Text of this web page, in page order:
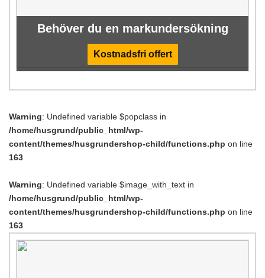
Behöver du en markundersökning
Kostnadsfri offert
Warning: Undefined variable $popclass in
/home/husgrund/public_html/wp-
content/themes/husgrundershop-child/functions.php on line
163
Warning: Undefined variable $image_with_text in
/home/husgrund/public_html/wp-
content/themes/husgrundershop-child/functions.php on line
163